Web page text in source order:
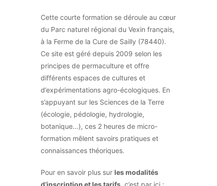
Cette courte formation se déroule au cœur
du Parc naturel régional du Vexin français,
à la Ferme de la Cure de Sailly (78440).
Ce site est géré depuis 2009 selon les
principes de permaculture et offre
différents espaces de cultures et
d’expérimentations agro-écologiques. En
s’appuyant sur les Sciences de la Terre
(écologie, pédologie, hydrologie,
botanique…), ces 2 heures de micro-
formation mêlent savoirs pratiques et
connaissances théoriques.
Pour en savoir plus sur les modalités
d’inscription et les tarifs, c’est par ici :